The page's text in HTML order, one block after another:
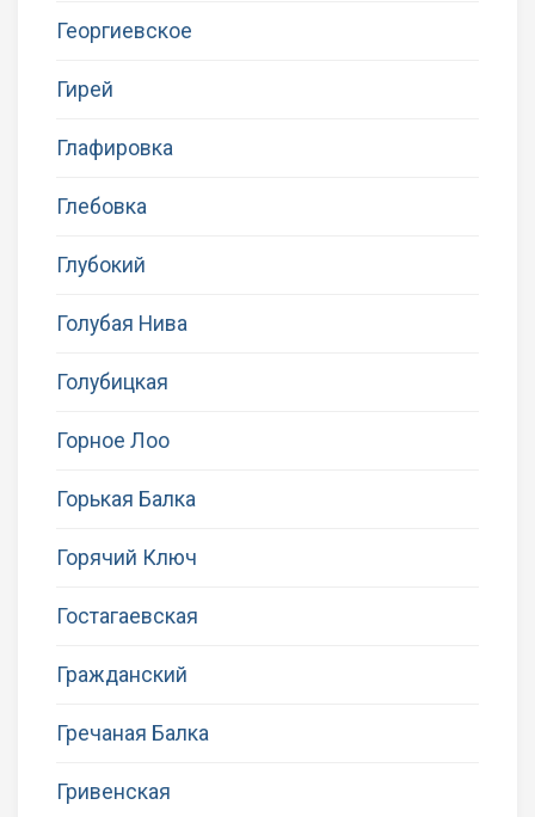
Георгиевское
Гирей
Глафировка
Глебовка
Глубокий
Голубая Нива
Голубицкая
Горное Лоо
Горькая Балка
Горячий Ключ
Гостагаевская
Гражданский
Гречаная Балка
Гривенская